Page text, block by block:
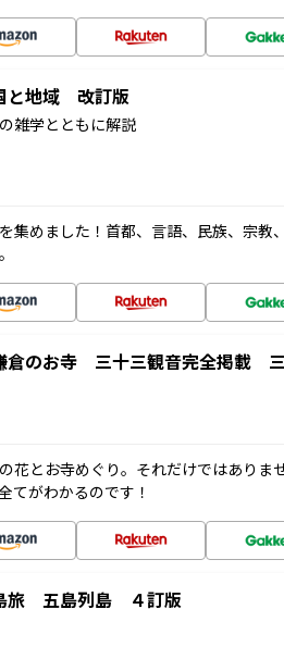
と地域 改訂版
雑学とともに解説
集めました！首都、言語、民族、宗教
倉のお寺 三十三観音完全掲載
花とお寺めぐり。それだけではありま
てがわかるのです！
旅 五島列島 ４訂版